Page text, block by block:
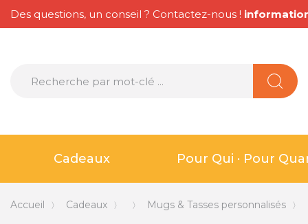
Des questions, un conseil ? Contactez-nous !
Cadeaux Pour Qui · Pour
Accueil Cadeaux Mugs & Tasses personnalisés